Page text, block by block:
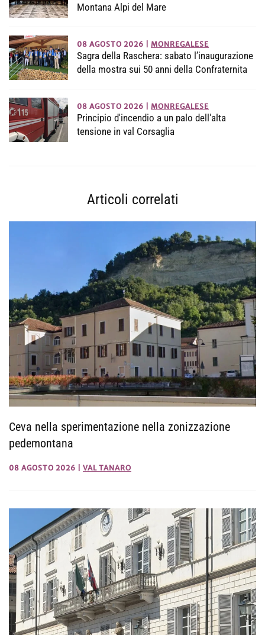
Montana Alpi del Mare
08 AGOSTO 2026 MONREGALESE
Sagra della Raschera: sabato l’inaugurazione
della mostra sui 50 anni della Confraternita
08 AGOSTO 2026 MONREGALESE
Principio d'incendio a un palo dell'alta
tensione in val Corsaglia
Articoli correlati
Ceva nella sperimentazione nella zonizzazione
pedemontana
08 AGOSTO 2026 VAL TANARO